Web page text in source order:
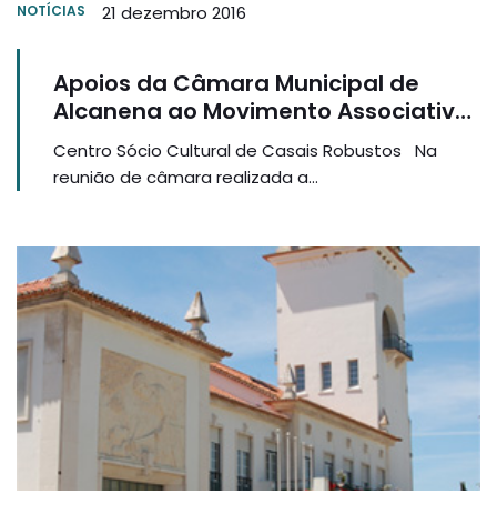
NOTÍCIAS 21 dezembro 2016
Apoios da Câmara Municipal de
Alcanena ao Movimento Associativo
Local
Centro Sócio Cultural de Casais Robustos Na
reunião de câmara realizada a...